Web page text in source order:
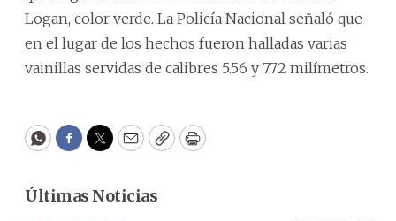
Logan, color verde. La Policía Nacional señaló que
en el lugar de los hechos fueron halladas varias
vainillas servidas de calibres 5.56 y 7.72 milímetros.
WhatsApp
Facebook
Twitter
EmailCopyPrint
Últimas Noticias